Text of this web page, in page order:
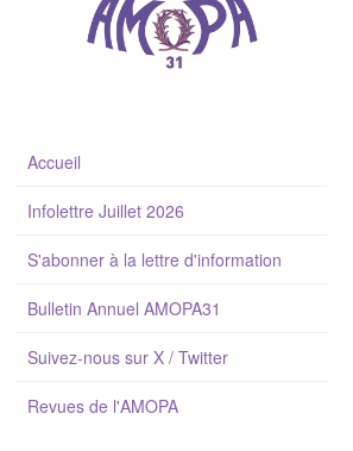
Accueil
Infolettre Juillet 2026
S'abonner à la lettre d'information
Bulletin Annuel AMOPA31
Suivez-nous sur X / Twitter
Revues de l'AMOPA